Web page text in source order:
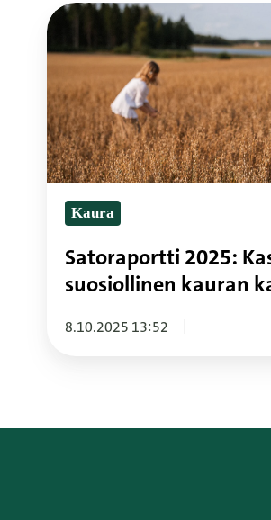
Satoraportti
2025:
Kasvukausi
oli
suosiollinen
kauran
kasvulle
Kaura
Satoraportti 2025:
suosiollinen kauran
8.10.2025 13:52